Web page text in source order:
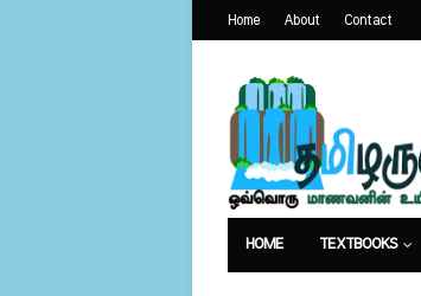
Home About Contact
HOME TEXTBOOKS